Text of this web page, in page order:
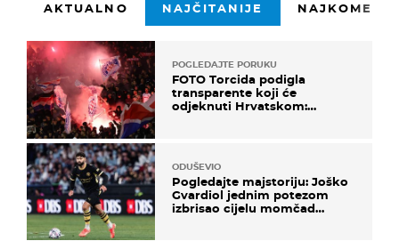
AKTUALNO NAJČITANIJE
POGLEDAJTE PORUKU
FOTO Torcida podigla
transparente koji će
odjeknuti Hrvatskom:
ODUŠEVIO
Pogledajte majstoriju: Joško
Gvardiol jednim potezom
izbrisao cijelu momčad